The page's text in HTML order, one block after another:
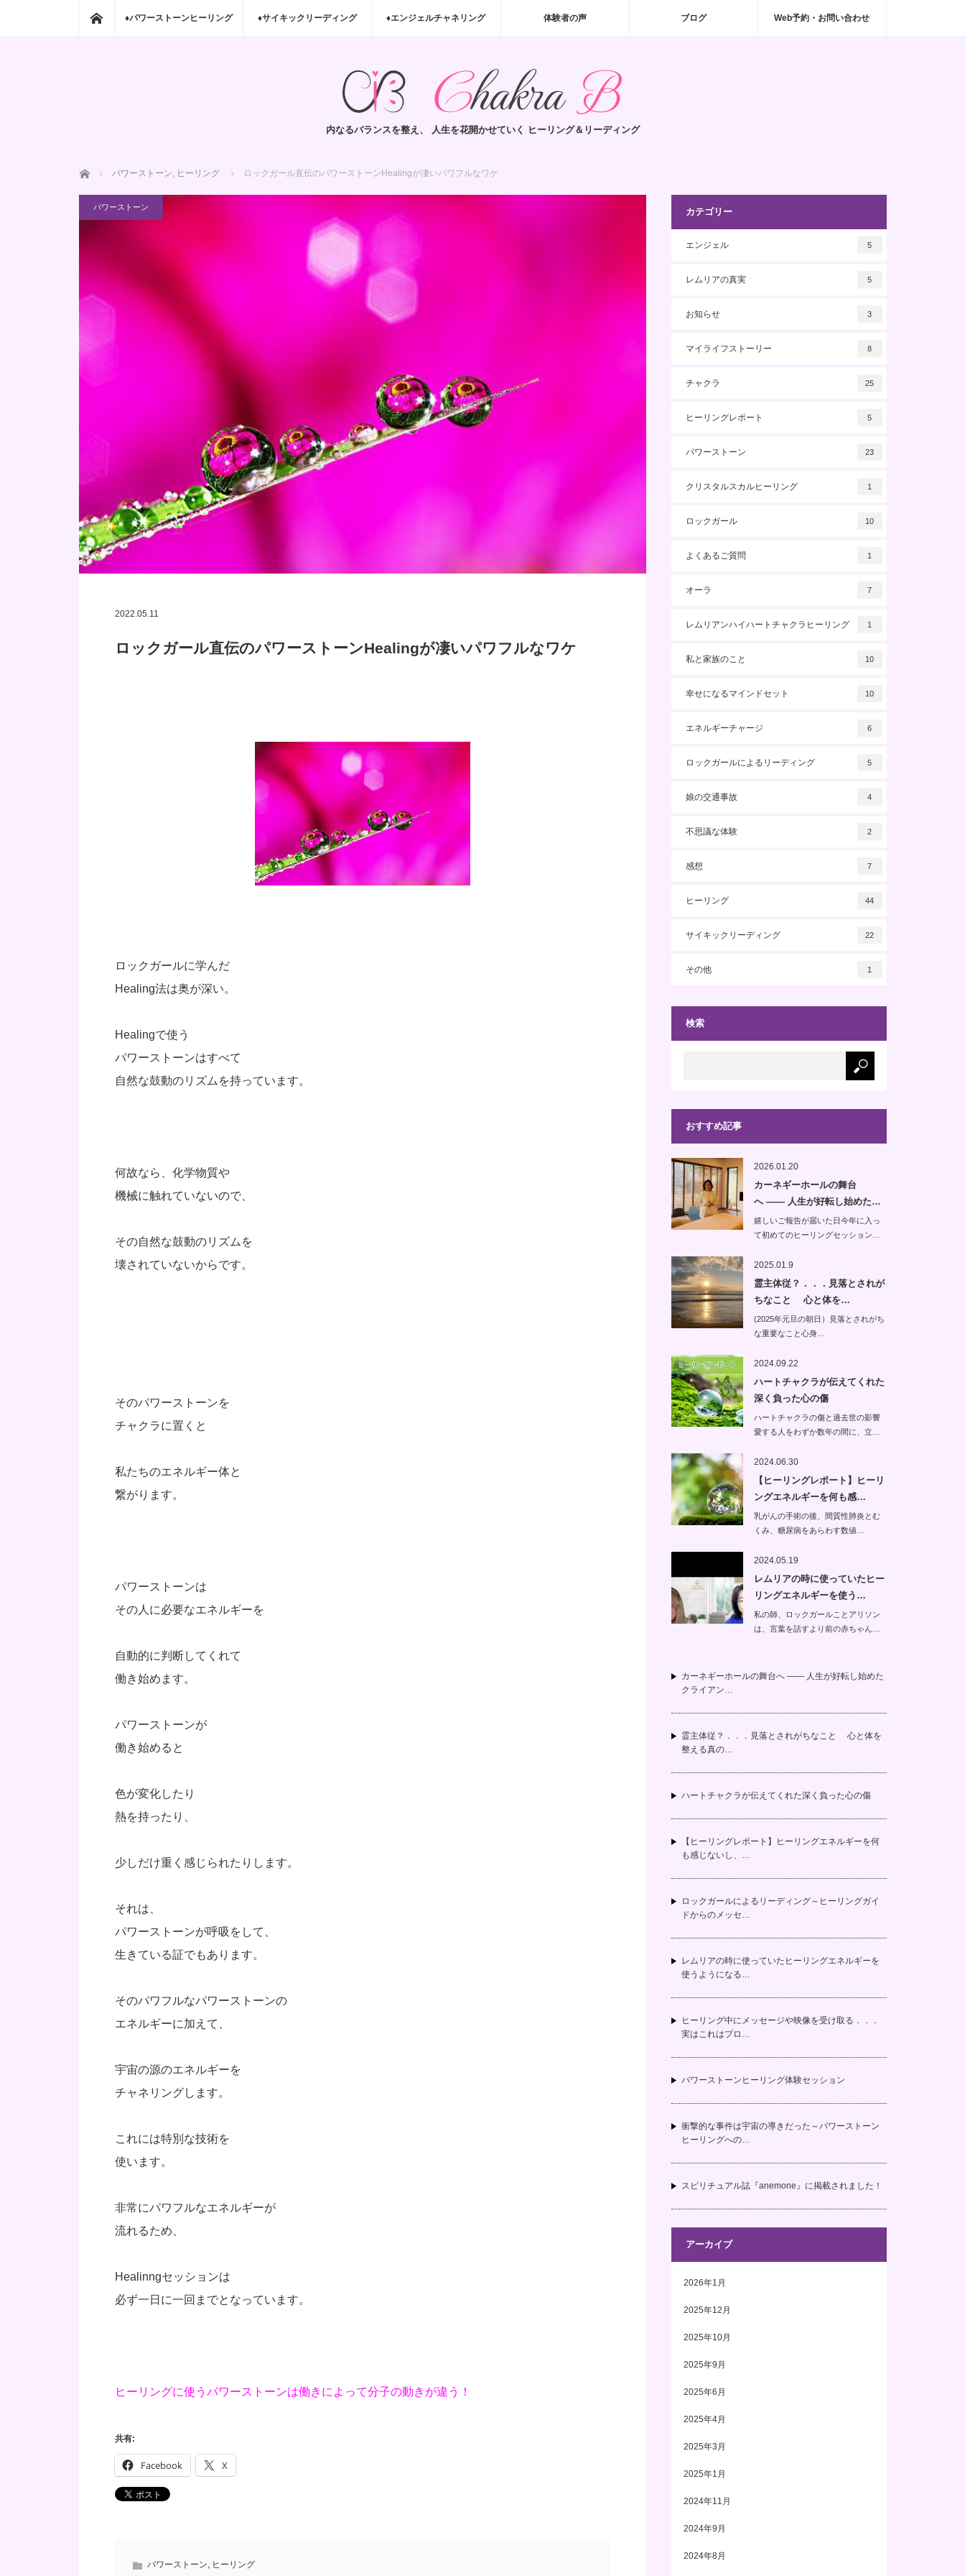
ホーム
♦パワーストーンヒーリング ♦サイキックリーディング ♦エンジェルチャネリング 体験者の声 ブログ Web予約・お問い合わせ
内なるバランスを整え、 人生を花開かせていく ヒーリング＆リーディング
ホーム パワーストーン, ヒーリング ロックガール直伝のパワーストーンHealingが凄いパワフルなワケ
パワーストーン
2022.05.11
ロックガール直伝のパワーストーンHealingが凄いパワフルなワケ
ロックガールに学んだ
Healing法は奥が深い。
Healingで使う
パワーストーンはすべて
自然な鼓動のリズムを持っています。
何故なら、化学物質や
機械に触れていないので、
その自然な鼓動のリズムを
壊されていないからです。
そのパワーストーンを
チャクラに置くと
私たちのエネルギー体と
繋がります。
パワーストーンは
その人に必要なエネルギーを
自動的に判断してくれて
働き始めます。
パワーストーンが
働き始めると
色が変化したり
熱を持ったり、
少しだけ重く感じられたりします。
それは、
パワーストーンが呼吸をして、
生きている証でもあります。
そのパワフルなパワーストーンの
エネルギーに加えて、
宇宙の源のエネルギーを
チャネリングします。
これには特別な技術を
使います。
非常にパワフルなエネルギーが
流れるため、
Healinngセッションは
必ず一日に一回までとなっています。
ヒーリングに使うパワーストーンは働きによって分子の動きが違う！
共有:
Facebook X
パワーストーン ヒーリング
カテゴリー
エンジェル 5
レムリアの真実 5
お知らせ 3
マイライフストーリー 8
チャクラ 25
ヒーリングレポート 5
パワーストーン 23
クリスタルスカルヒーリング 1
ロックガール 10
よくあるご質問 1
オーラ 7
レムリアンハイハートチャクラヒーリング 1
私と家族のこと 10
幸せになるマインドセット 10
エネルギーチャージ 6
ロックガールによるリーディング 5
娘の交通事故 4
不思議な体験 2
感想 7
ヒーリング 44
サイキックリーディング 22
その他 1
検索
おすすめ記事
2026.01.20
カーネギーホールの舞台
へ —— 人生が好転し始めた…
嬉しいご報告が届いた日今年に入っ
て初めてのヒーリングセッション…
2025.01.9
霊主体従？．．．見落とされが
ちなこと 心と体を…
(2025年元旦の朝日）見落とされがち
な重要なこと心身…
2024.09.22
ハートチャクラが伝えてくれた
深く負った心の傷
ハートチャクラの傷と過去世の影響
愛する人をわずか数年の間に、立…
2024.06.30
【ヒーリングレポート】ヒーリ
ングエネルギーを何も感…
乳がんの手術の後、間質性肺炎とむ
くみ、糖尿病をあらわす数値…
2024.05.19
レムリアの時に使っていたヒー
リングエネルギーを使う…
私の師、ロックガールことアリソン
は、言葉を話すより前の赤ちゃん…
カーネギーホールの舞台へ —— 人生が好転し始めた
クライアン…
霊主体従？．．．見落とされがちなこと 心と体を
整える真の…
ハートチャクラが伝えてくれた深く負った心の傷
【ヒーリングレポート】ヒーリングエネルギーを何
も感じないし、…
ロックガールによるリーディング～ヒーリングガイ
ドからのメッセ…
レムリアの時に使っていたヒーリングエネルギーを
使うようになる…
ヒーリング中にメッセージや映像を受け取る．．．
実はこれはプロ…
パワーストーンヒーリング体験セッション
衝撃的な事件は宇宙の導きだった～パワーストーン
ヒーリングへの…
スピリチュアル誌『anemone』に掲載されました！
アーカイブ
2026年1月
2025年12月
2025年10月
2025年9月
2025年6月
2025年4月
2025年3月
2025年1月
2024年11月
2024年9月
2024年8月